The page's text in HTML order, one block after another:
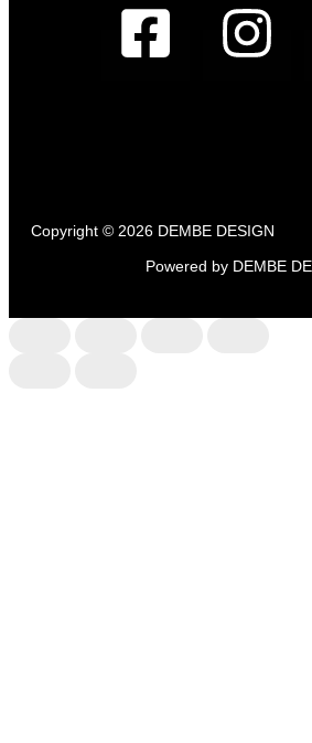
Copyright © 2026 DEMBE DESIGN
Powered by DEMBE